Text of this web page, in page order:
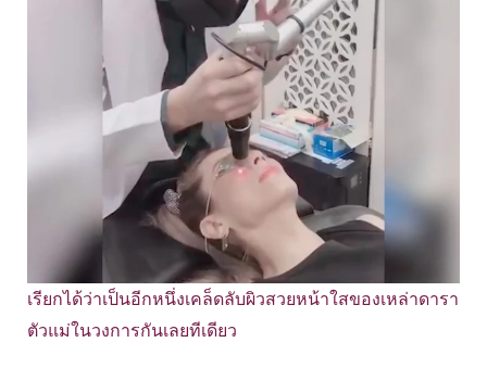
เรียกได้ว่าเป็นอีกหนึ่งเคล็ดลับผิวสวยหน้าใสของเหล่าดารา
ตัวแม่ในวงการกันเลยทีเดียว